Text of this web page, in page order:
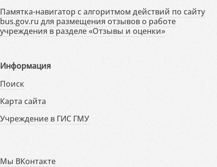
Памятка-навигатор с алгоритмом действий по сайту
bus.gov.ru для размещения отзывов о работе
учреждения в разделе «Отзывы и оценки»
Информация
Поиск
Карта сайта
Учреждение в ГИС ГМУ
Мы ВКонтакте